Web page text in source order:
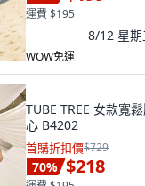
運費 $195
8/12 星期
WOW免運
TUBE TREE 女款寬
心 B4202
首購折扣價$729
70% $218